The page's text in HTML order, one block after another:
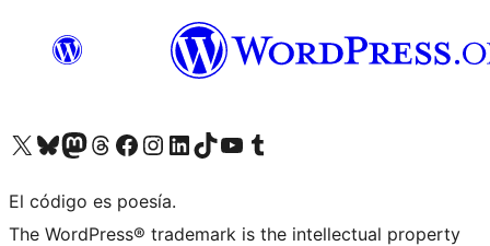
Visita nuestra cuenta de X (anteriormente Twitter)
Visita nuestra cuenta de Bluesky
Visita nuestra cuenta de Mastodon
Visita nuestra cuenta de Threads
Visita nuestra página de Facebook
Visita nuestra cuenta de Instagram
Visita nuestra cuenta de LinkedIn
Visita nuestra cuenta de TikTok
Visita nuestro canal de YouTube
Visita nuestra cuenta de Tumblr
El código es poesía.
The WordPress® trademark is the intellectual property